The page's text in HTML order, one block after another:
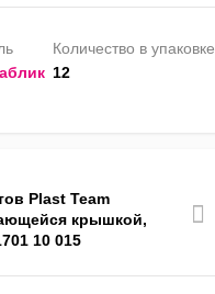
Количество в упаковке
12
Plast Team
крышкой,
10 015